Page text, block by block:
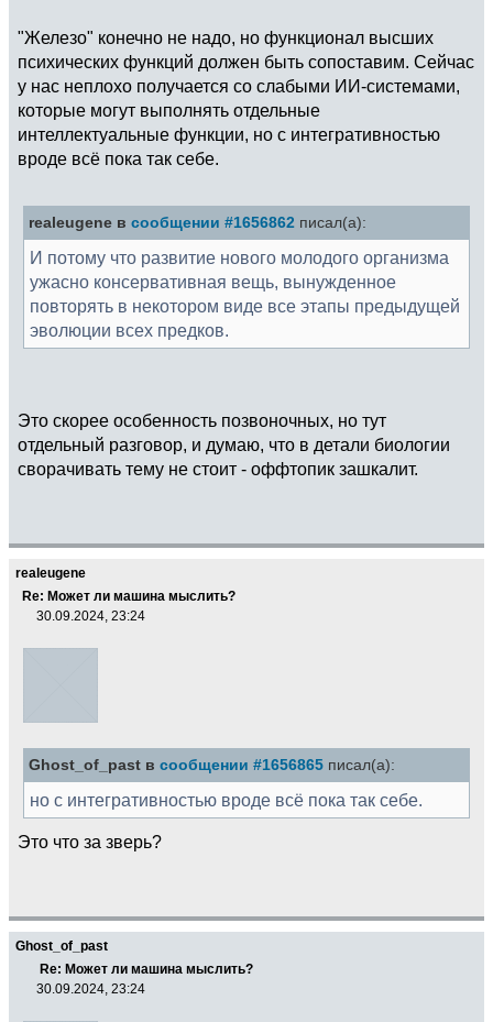
"Железо" конечно не надо, но функционал высших
психических функций должен быть сопоставим. Сейчас
у нас неплохо получается со слабыми ИИ-системами,
которые могут выполнять отдельные
интеллектуальные функции, но с интегративностью
вроде всё пока так себе.
realeugene в сообщении #1656862 писал(а):
И потому что развитие нового молодого организма
ужасно консервативная вещь, вынужденное
повторять в некотором виде все этапы предыдущей
эволюции всех предков.
Это скорее особенность позвоночных, но тут
отдельный разговор, и думаю, что в детали биологии
сворачивать тему не стоит - оффтопик зашкалит.
realeugene
Re: Может ли машина мыслить?
30.09.2024, 23:24
Ghost_of_past в сообщении #1656865 писал(а):
но с интегративностью вроде всё пока так себе.
Это что за зверь?
Ghost_of_past
Re: Может ли машина мыслить?
30.09.2024, 23:24